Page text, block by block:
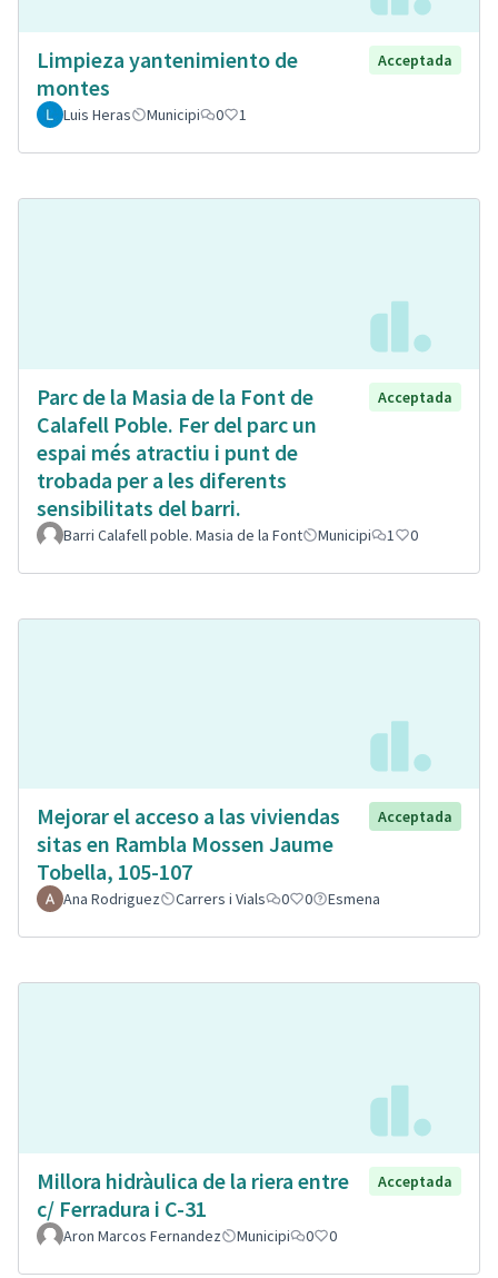
Limpieza yantenimiento de
montes
Acceptada
Luis Heras Municipi 0 1
Parc de la Masia de la Font de
Calafell Poble. Fer del parc un
espai més atractiu i punt de
trobada per a les diferents
sensibilitats del barri.
Acceptada
Barri Calafell poble. Masia de la Font Municipi 1 0
Mejorar el acceso a las viviendas
sitas en Rambla Mossen Jaume
Tobella, 105-107
Acceptada
Ana Rodriguez Carrers i Vials 0 0 Esmena
Millora hidràulica de la riera entre
c/ Ferradura i C-31
Acceptada
Aron Marcos Fernandez Municipi 0 0